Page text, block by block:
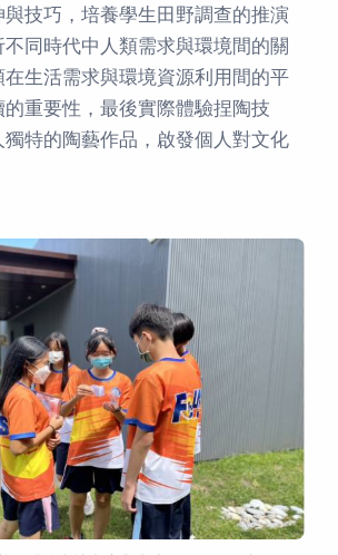
技巧，培養學生田野調查的推演
同時代中人類需求與環境間的關
生活需求與環境資源利用間的平
重要性，最後實際體驗捏陶技
特的陶藝作品，啟發個人對文化